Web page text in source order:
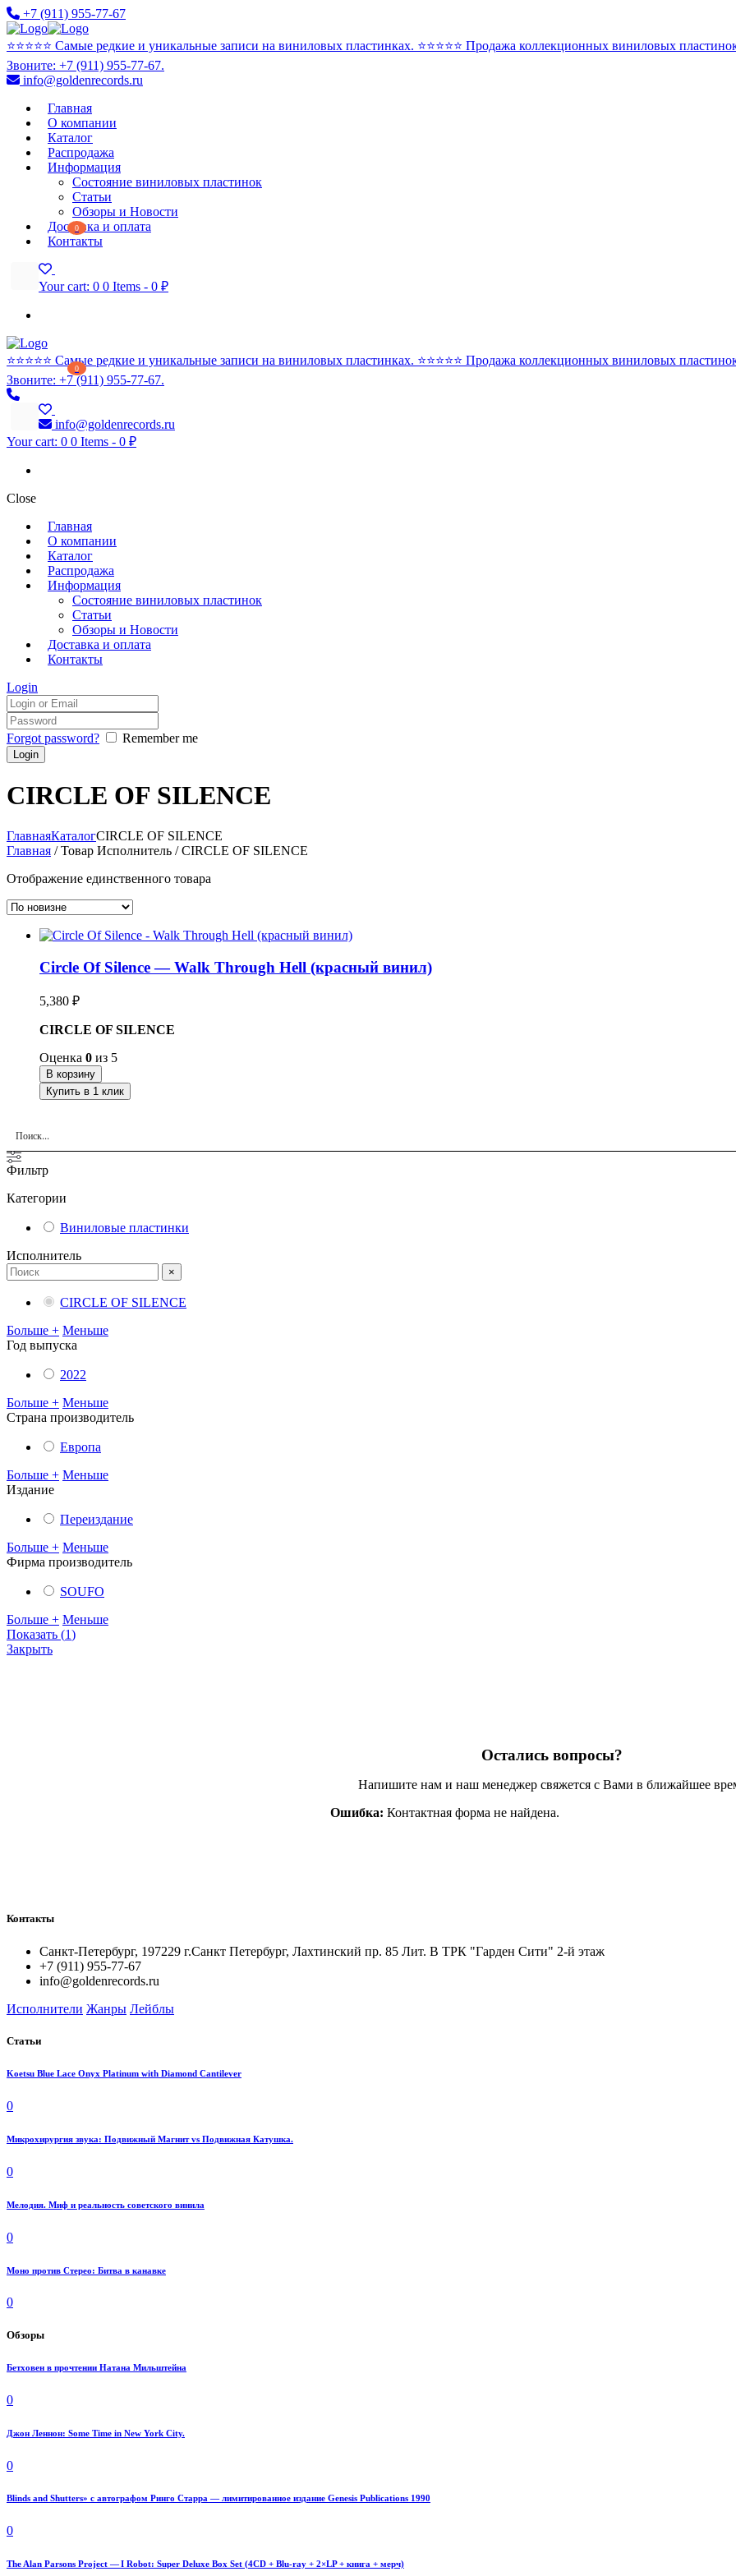
+7 (911) 955-77-67
⭐️⭐️⭐️⭐️⭐️ Самые редкие и уникальные записи на виниловых пластинках. ⭐️⭐️⭐️⭐️⭐️ Продажа коллекционных виниловых
Звоните: +7 (911) 955-77-67.
info@goldenrecords.ru
Главная
О компании
Каталог
Распродажа
Информация
Состояние виниловых пластинок
Статьи
Обзоры и Новости
Доставка и оплата
Контакты
0
Your cart: 0 0 Items - 0 ₽
⭐️⭐️⭐️⭐️⭐️ Самые редкие и уникальные записи на виниловых пластинках. ⭐️⭐️⭐️⭐️⭐️ Продажа коллекционных виниловых
Звоните: +7 (911) 955-77-67.
0
info@goldenrecords.ru
Your cart: 0 0 Items - 0 ₽
Close
Главная
О компании
Каталог
Распродажа
Информация
Состояние виниловых пластинок
Статьи
Обзоры и Новости
Доставка и оплата
Контакты
Login
Forgot password? Remember me
CIRCLE OF SILENCE
ГлавнаяКаталогCIRCLE OF SILENCE
Главная / Товар Исполнитель / CIRCLE OF SILENCE
Отображение единственного товара
Circle Of Silence — Walk Through Hell (красный винил)
5,380 ₽
CIRCLE OF SILENCE
Оценка 0 из 5
В корзину
Купить в 1 клик
Фильтр
Категории
Виниловые пластинки
Исполнитель
×
CIRCLE OF SILENCE
Больше + Меньше
Год выпуска
2022
Больше + Меньше
Cтрана производитель
Европа
Больше + Меньше
Издание
Переиздание
Больше + Меньше
Фирма производитель
SOUFO
Больше + Меньше
Показать (1)
Закрыть
Остались вопросы?
Напишите нам и наш менеджер свяжется с Вами в ближайшее
Ошибка: Контактная форма не найдена.
Контакты
Санкт-Петербург, 197229 г.Санкт Петербург, Лахтинский пр. 85 Лит. B ТРК "Гарден Сити" 2-й этаж
+7 (911) 955-77-67
info@goldenrecords.ru
Исполнители Жанры Лейблы
Статьи
Koetsu Blue Lace Onyx Platinum with Diamond Cantilever
0
Микрохирургия звука: Подвижный Магнит vs Подвижная Катушка.
0
Мелодия. Миф и реальность советского винила
0
Моно против Стерео: Битва в канавке
0
Обзоры
Бетховен в прочтении Натана Мильштейна
0
Джон Леннон: Some Time in New York City.
0
Blinds and Shutters» с автографом Ринго Старра — лимитированное издание Genesis Publications 1990
0
The Alan Parsons Project — I Robot: Super Deluxe Box Set (4CD + Blu-ray + 2×LP + книга + мерч)